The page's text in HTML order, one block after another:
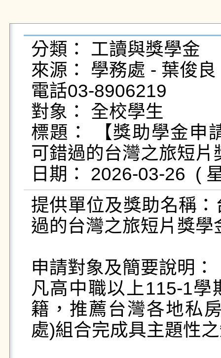
分類： 工讀與獎學金
來源： 學務處 - 葉俊
電話03-8906219
對象： 全校學生
標題： 【獎助學金申
可錯過的台灣之旅短片
提供單位及獎助名稱
過的台灣之旅短片獎學
申請對象及簡要說明：
凡高中職以上115-1
籍，推薦台灣各地私
處)組合完成具主題性